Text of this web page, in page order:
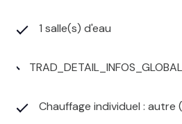
1 salle(s) d'eau
Chauffage individuel : autre